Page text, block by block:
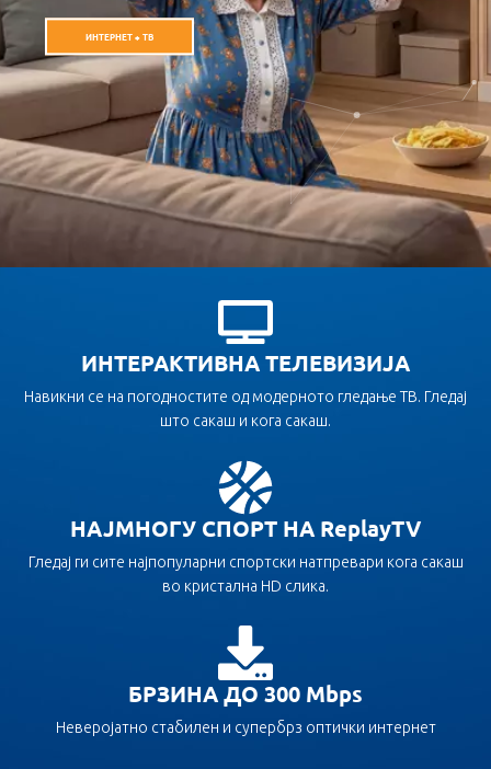
MOJ НЕОТЕЛ
Плати сметка
За Неотел
ИНТЕРНЕТ + ТВ
Дознај повеќе
ИНТЕРАКТИВНА ТЕЛЕВИЗИЈА
Навикни се на погодностите од модерното гледање ТВ. Гледај
што сакаш и кога сакаш.
НАЈМНОГУ СПОРТ НА ReplayTV
Гледај ги сите најпопуларни спортски натпревари кога сакаш
во кристална HD слика.
БРЗИНА ДО 300 Mbps
Неверојатно стабилен и супербрз оптички интернет